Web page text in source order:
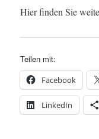
Hier finden Sie
Teilen mit:
Facebook
LinkedIn